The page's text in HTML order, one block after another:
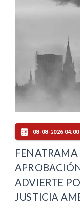
08-08-2026 04:00
FENATRAMA
ADVIERTE
JUSTICIA